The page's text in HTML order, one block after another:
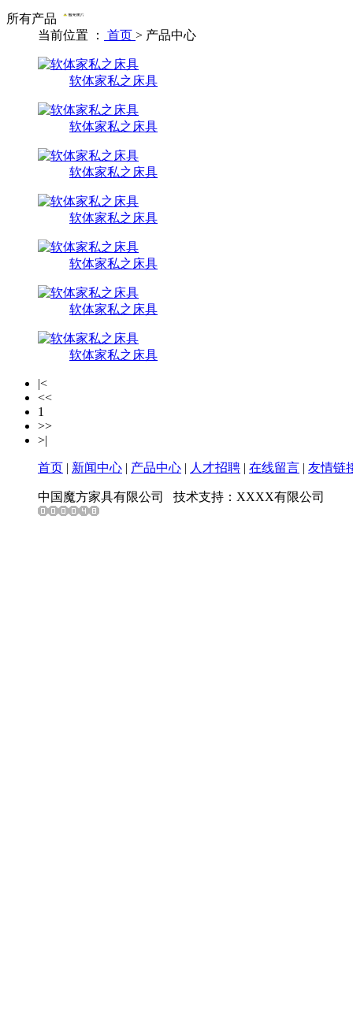
所有产品
当前位置 ：
首页 > 产品中心
软体家私之床具
软体家私之床具
软体家私之床具
软体家私之床具
软体家私之床具
软体家私之床具
软体家私之床具
|<
<<
1
>>
>|
首页 | 新闻中心 | 产品中心 | 人才招聘 | 在线留言 | 友情链
中国魔方家具有限公司 技术支持：XXXX有限公司